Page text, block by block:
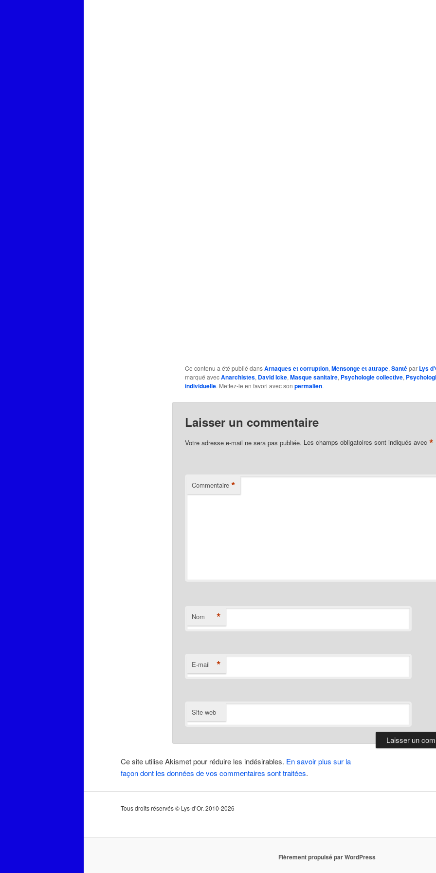
Ce contenu a été publié dansArnaques et corruption, Mensonge et attrape, Santépar Lys
marqué avecAnarchistes, David Icke, Masque sanitaire, Psychologie collective,
individuelle. Mettez-le en favori avec son permalien.
Laisser un commentaire
Votre adresse e-mail ne sera pas publiée. Les champs obligatoires sont indiqués avec *
Commentaire *
Nom *
E-mail *
Site web
Ce site utilise Akismet pour réduire les indésirables. En savoir plus sur la
façon dont les données de vos commentaires sont traitées.
Tous droits réservés © Lys-d’Or. 2010-2026
Fièrement propulsé par WordPress